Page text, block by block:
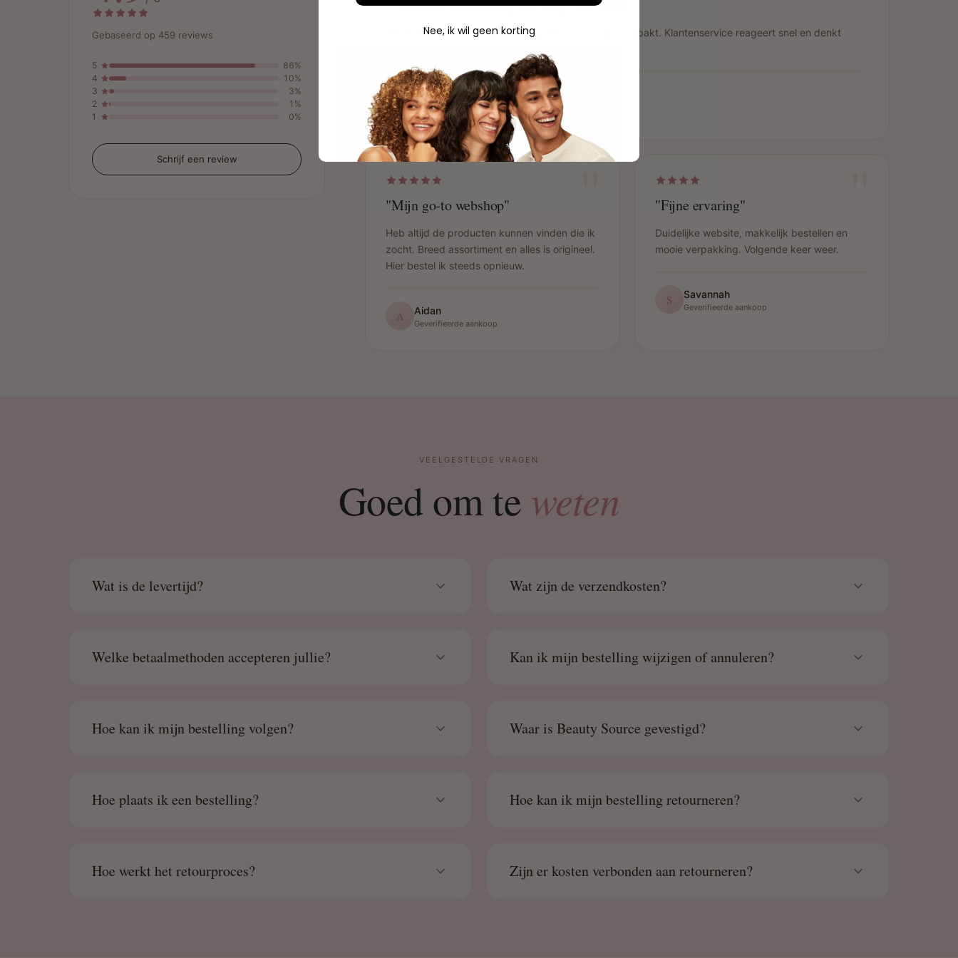
Gebaseerd op 459 reviews
5
86%
4
10%
3
3%
2
1%
1
0%
Schrijf een review
Bestelling was de volgende dag binnen en netjes verpakt. Klantenservice reageert snel en denkt
S Sophie
Geverifieerde aankoop
"Mijn go-to webshop"
Heb altijd de producten kunnen vinden die ik
zocht. Breed assortiment en alles is origineel.
Hier bestel ik steeds opnieuw.
A Aidan
Geverifieerde aankoop
"Fijne ervaring"
Duidelijke website, makkelijk bestellen en
mooie verpakking. Volgende keer weer.
S Savannah
Geverifieerde aankoop
VEELGESTELDE VRAGEN
Goed om te weten
Wat is de levertijd? Wat zijn de verzendkosten?
Welke betaalmethoden accepteren jullie? Kan ik mijn bestelling wijzigen of annuleren?
Hoe kan ik mijn bestelling volgen? Waar is Beauty Source gevestigd?
Hoe plaats ik een bestelling? Hoe kan ik mijn bestelling retourneren?
Hoe werkt het retourproces? Zijn er kosten verbonden aan retourneren?
Nee, ik wil geen korting